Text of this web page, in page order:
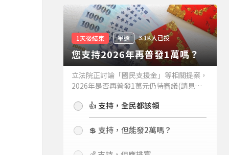
1天後結束 單選 3.1K人已投
您支持2026年再普發1萬嗎？
立法院正討論「國民支援金」等相關提案，
2026年是否再普發1萬元仍待審議(請見下
持嗎？👍 支持，全民都該領
💲 支持，但能發2萬嗎？